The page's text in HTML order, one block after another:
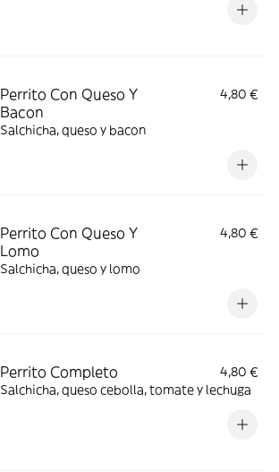
Perrito Con Queso Y
Bacon
4,80 €
Salchicha, queso y bacon
Perrito Con Queso Y
Lomo
4,80 €
Salchicha, queso y lomo
Perrito Completo
4,80 €
Salchicha, queso cebolla, tomate y lechuga